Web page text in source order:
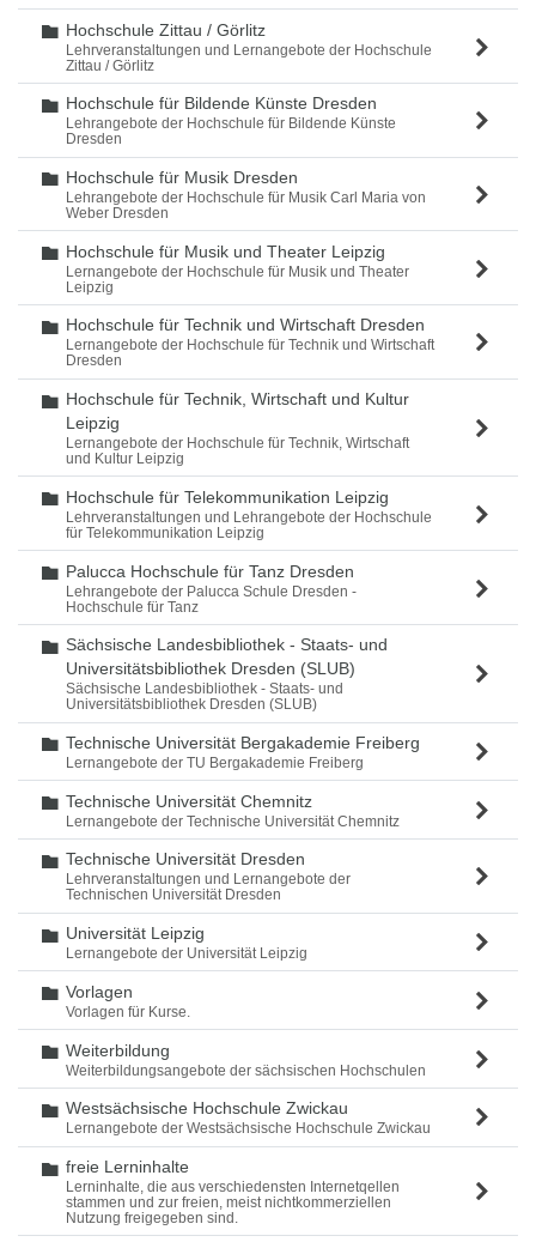
Ordner
Hochschule Zittau / Görlitz
Lehrveranstaltungen und Lernangebote der Hochschule
Zittau / Görlitz
Ordner
Hochschule für Bildende Künste Dresden
Lehrangebote der Hochschule für Bildende Künste
Dresden
Ordner
Hochschule für Musik Dresden
Lehrangebote der Hochschule für Musik Carl Maria von
Weber Dresden
Ordner
Hochschule für Musik und Theater Leipzig
Lernangebote der Hochschule für Musik und Theater
Leipzig
Ordner
Hochschule für Technik und Wirtschaft Dresden
Lernangebote der Hochschule für Technik und Wirtschaft
Dresden
Ordner
Hochschule für Technik, Wirtschaft und Kultur
Leipzig
Lernangebote der Hochschule für Technik, Wirtschaft
und Kultur Leipzig
Ordner
Hochschule für Telekommunikation Leipzig
Lehrveranstaltungen und Lehrangebote der Hochschule
für Telekommunikation Leipzig
Ordner
Palucca Hochschule für Tanz Dresden
Lehrangebote der Palucca Schule Dresden -
Hochschule für Tanz
Ordner
Sächsische Landesbibliothek - Staats- und
Universitätsbibliothek Dresden (SLUB)
Sächsische Landesbibliothek - Staats- und
Universitätsbibliothek Dresden (SLUB)
Ordner
Technische Universität Bergakademie Freiberg
Lernangebote der TU Bergakademie Freiberg
Ordner
Technische Universität Chemnitz
Lernangebote der Technische Universität Chemnitz
Ordner
Technische Universität Dresden
Lehrveranstaltungen und Lernangebote der
Technischen Universität Dresden
Ordner
Universität Leipzig
Lernangebote der Universität Leipzig
Ordner
Vorlagen
Vorlagen für Kurse.
Ordner
Weiterbildung
Weiterbildungsangebote der sächsischen Hochschulen
Ordner
Westsächsische Hochschule Zwickau
Lernangebote der Westsächsische Hochschule Zwickau
Ordner
freie Lerninhalte
Lerninhalte, die aus verschiedensten Internetqellen
stammen und zur freien, meist nichtkommerziellen
Nutzung freigegeben sind.